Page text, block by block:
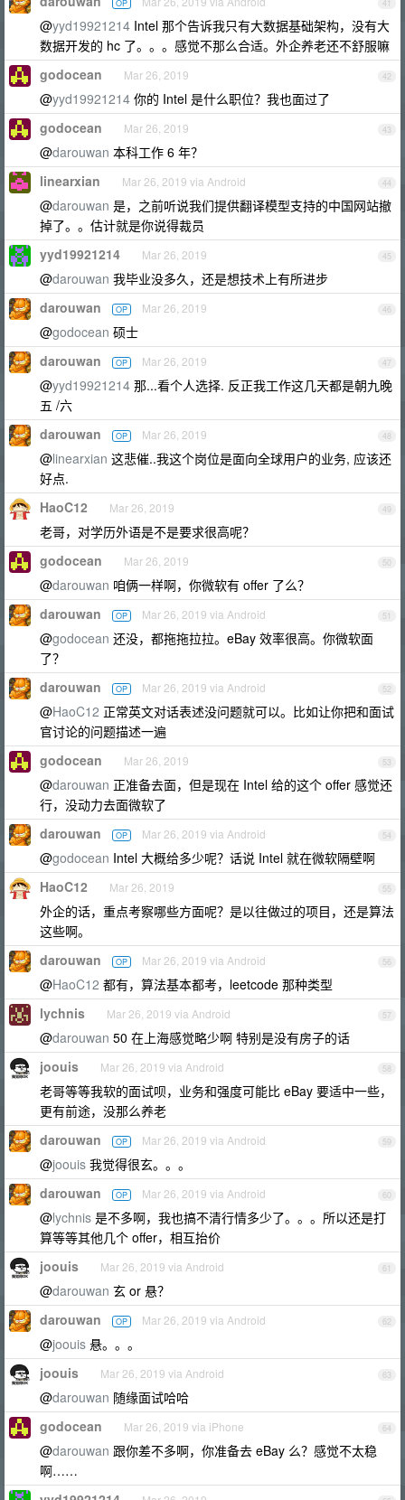
41
OP
@yyd19921214 Intel 那个告诉我只有大数据基础架构，没有大
数据开发的 hc 了。。。感觉不那么合适。外企养老还不舒服嘛
42
godocean Mar 26, 2019
@yyd19921214 你的 Intel 是什么职位？我也面过了
43
godocean Mar 26, 2019
@darouwan 本科工作 6 年？
44
linearxian Mar 26, 2019 via Android
@darouwan 是，之前听说我们提供翻译模型支持的中国网站撤
掉了。。估计就是你说得裁员
45
yyd19921214 Mar 26, 2019
@darouwan 我毕业没多久，还是想技术上有所进步
46
darouwan OP Mar 26, 2019
@godocean 硕士
47
darouwan OP Mar 26, 2019
@yyd19921214 那...看个人选择. 反正我工作这几天都是朝九晚
五 /六
48
darouwan OP Mar 26, 2019
@linearxian 这悲催..我这个岗位是面向全球用户的业务, 应该还
好点.
49
HaoC12 Mar 26, 2019
老哥，对学历外语是不是要求很高呢？
50
godocean Mar 26, 2019
@darouwan 咱俩一样啊，你微软有 offer 了么？
51
darouwan OP Mar 26, 2019 via Android
@godocean 还没，都拖拖拉拉。eBay 效率很高。你微软面
了？
52
darouwan OP Mar 26, 2019 via Android
@HaoC12 正常英文对话表述没问题就可以。比如让你把和面试
官讨论的问题描述一遍
53
godocean Mar 26, 2019
@darouwan 正准备去面，但是现在 Intel 给的这个 offer 感觉还
行，没动力去面微软了
54
darouwan OP Mar 26, 2019 via Android
@godocean Intel 大概给多少呢？话说 Intel 就在微软隔壁啊
55
HaoC12 Mar 26, 2019
外企的话，重点考察哪些方面呢？是以往做过的项目，还是算法
这些啊。
56
darouwan OP Mar 26, 2019 via Android
@HaoC12 都有，算法基本都考，leetcode 那种类型
57
lychnis Mar 26, 2019 via Android
@darouwan 50 在上海感觉略少啊 特别是没有房子的话
58
joouis Mar 26, 2019 via Android
老哥等等我软的面试呗，业务和强度可能比 eBay 要适中一些，
更有前途，没那么养老
59
darouwan OP Mar 26, 2019 via Android
@joouis 我觉得很玄。。。
60
darouwan OP Mar 26, 2019 via Android
@lychnis 是不多啊，我也搞不清行情多少了。。。所以还是打
算等等其他几个 offer，相互抬价
61
joouis Mar 26, 2019 via Android
@darouwan 玄 or 悬？
62
darouwan OP Mar 26, 2019 via Android
@joouis 悬。。。
63
joouis Mar 26, 2019 via Android
@darouwan 随缘面试哈哈
64
godocean Mar 26, 2019 via iPhone
@darouwan 跟你差不多啊，你准备去 eBay 么？感觉不太稳
啊……